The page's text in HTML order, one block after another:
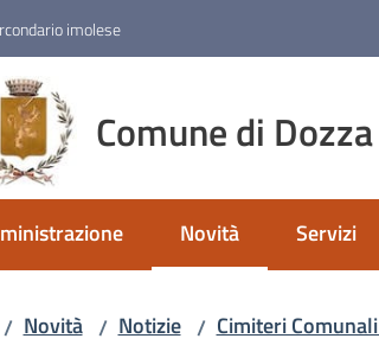
imolese
Comune di Dozza
Novità
Menu selezionato
Servizi
/ Novità / Notizie / Cimiteri